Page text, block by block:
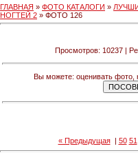
ГЛАВНАЯ » ФОТО КАТАЛОГИ »
НОГТЕЙ 2 » ФОТО 126
Просмотров: 10237 |
Вы можете: оценивать фото,
« Предыдущая| 50 51